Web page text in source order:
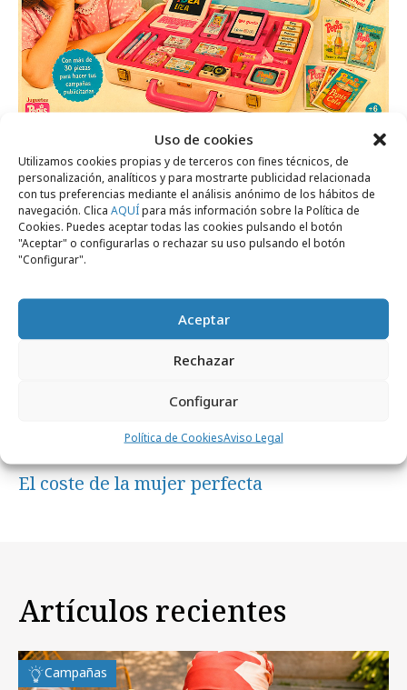
Uso de cookies
Utilizamos cookies propias y de terceros con fines técnicos, de
personalización, analíticos y para mostrarte publicidad relacionada
con tus preferencias mediante el análisis anónimo de los hábitos de
navegación. Clica AQUÍpara más información sobre la Política de
Cookies. Puedes aceptar todas las cookies pulsando el botón
"Aceptar" o configurarlas o rechazar su uso pulsando el botón
"Configurar".
Aceptar
Rechazar
Configurar
Política de CookiesAviso Legal
Publicidad de la Srta. Pepis
Área de expertos
El coste de la mujer perfecta
Artículos recientes
Campañas